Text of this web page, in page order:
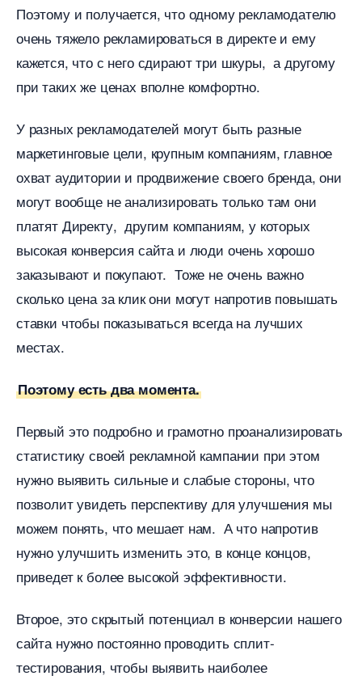
Поэтому и получается, что одному рекламодателю
очень тяжело рекламироваться в директе и ему
кажется, что с него сдирают три шкуры, а другому
при таких же ценах вполне комфортно.
У разных рекламодателей могут быть разные
маркетинговые цели, крупным компаниям, главное
охват аудитории и продвижение своего бренда, они
могут вообще не анализировать только там они
платят Директу, другим компаниям, у которых
ысокая конверсия сайта и люди очень хорошо
заказывают и покупают. Тоже не очень важно
сколько цена за клик они могут напротив повышать
ставки чтобы показываться всегда на лучших
местах.
Поэтому есть два момента.
Первый это подробно и грамотно проанализировать
статистику своей рекламной кампании при этом
нужно выявить сильные и слабые стороны, что
позволит увидеть перспективу для улучшения мы
можем понять, что мешает нам. А что напроти
нужно улучшить изменить это, в конце концов,
приведет к более высокой эффективности.
торое, это скрытый потенциал в конверсии нашего
сайта нужно постоянно проводить сплит-
тестирования, чтобы выявить наиболее